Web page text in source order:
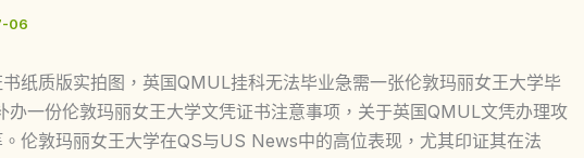
06
纸质版实拍图，英国QMUL挂科无法毕业急需一张伦敦玛丽女王大学毕
一份伦敦玛丽女王大学文凭证书注意事项，关于英国QMUL文凭办理攻
伦敦玛丽女王大学在QS与US News中的高位表现，尤其印证其在法